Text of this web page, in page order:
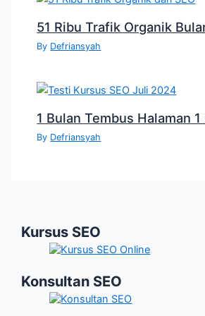
51 Ribu Trafik Organik
By Defriansyah
1 Bulan Tembus Halaman
By Defriansyah
Kursus SEO
Konsultan SEO